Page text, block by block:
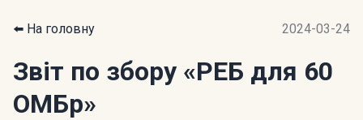
⬅️ На головну 2024-03-24
Звіт по збору «РЕБ для 60
ОМБр»